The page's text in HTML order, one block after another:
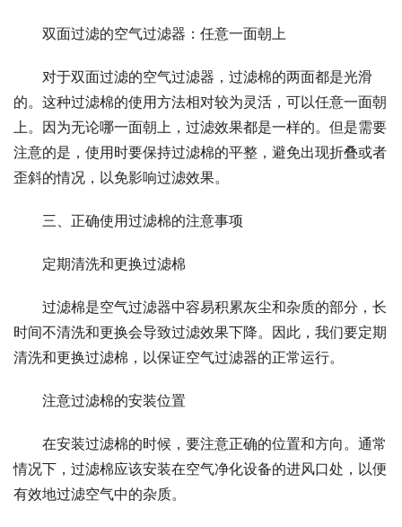
双面过滤的空气过滤器：任意一面朝上
对于双面过滤的空气过滤器，过滤棉的两面都是光滑
的。这种过滤棉的使用方法相对较为灵活，可以任意一面朝
上。因为无论哪一面朝上，过滤效果都是一样的。但是需要
注意的是，使用时要保持过滤棉的平整，避免出现折叠或者
歪斜的情况，以免影响过滤效果。
三、正确使用过滤棉的注意事项
定期清洗和更换过滤棉
过滤棉是空气过滤器中容易积累灰尘和杂质的部分，长
时间不清洗和更换会导致过滤效果下降。因此，我们要定期
清洗和更换过滤棉，以保证空气过滤器的正常运行。
注意过滤棉的安装位置
在安装过滤棉的时候，要注意正确的位置和方向。通常
情况下，过滤棉应该安装在空气净化设备的进风口处，以便
有效地过滤空气中的杂质。